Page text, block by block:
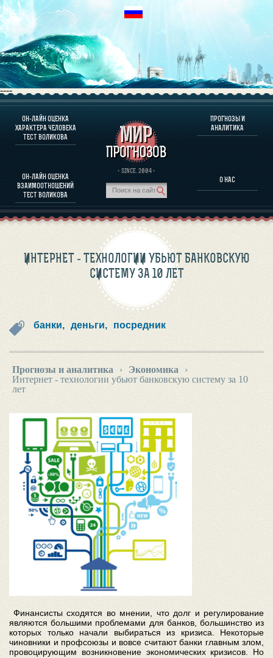
----
ОН-ЛАЙН ОЦЕНКА
ХАРАКТЕРА ЧЕЛОВЕКА
ТЕСТ ВОЛИКОВА
ОН-ЛАЙН ОЦЕНКА
ВЗАИМООТНОШЕНИЙ
ТЕСТ ВОЛИКОВА
· SINCE. 2004 ·
ПРОГНОЗЫ И
АНАЛИТИКА
О НАС
О ПРОГРАММЕ
ОЦЕНКА ХАРАКТЕРA ЧЕЛОВЕКА
ОЦЕНКА ХАРАКТЕРА ВЫДАЮЩИХСЯ ЛИЧНОСТЕЙ
О ПРОГРАММЕ
ПРОГНОЗЫ И АНАЛИТИКА
ИНТЕРНЕТ - ТЕХНОЛОГИИ УБЬЮТ БАНКОВСКУЮ
СИСТЕМУ ЗА 10 ЛЕТ
банки, деньги, посредник
Прогнозы и аналитика › Экономика
›
Интернет - технологии убьют банковскую систему за 10
лет
Финансисты сходятся во мнении, что долг и регулирование
являются большими проблемами для банков, большинство из
которых только начали выбираться из кризиса. Некоторые
чиновники и профсоюзы и вовсе считают банки главным злом,
провоцирующим возникновение экономических кризисов. Но